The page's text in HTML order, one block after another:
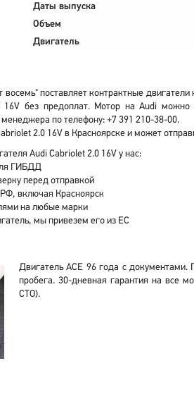
Даты выпуска
Объем
Двигатель
поставляет контрактные
без предоплат. Мотор на Audi
по телефону: +7 391 210-38-00.
2.0 16V в Красноярске и может
Audi Cabriolet 2.0 16V у нас:
ГИБДД
перед отправкой
включая Красноярск
на любые марки
мы привезем его из ЕС
Двигатель ACE 96 года с
пробега. 30-дневная гарантия на все
СТО).